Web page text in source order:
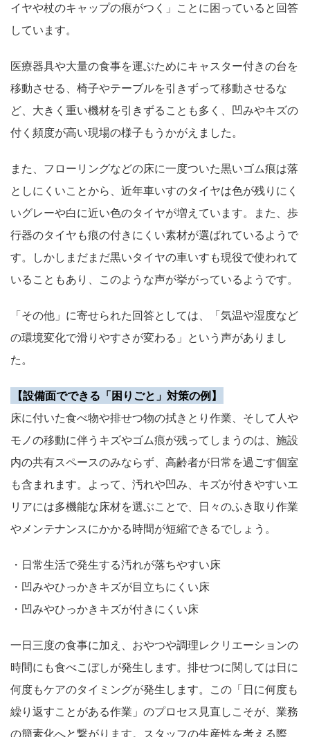
イヤや杖のキャップの痕がつく」ことに困っていると回答
しています。
医療器具や大量の食事を運ぶためにキャスター付きの台を
移動させる、椅子やテーブルを引きずって移動させるな
ど、大きく重い機材を引きずることも多く、凹みやキズの
付く頻度が高い現場の様子もうかがえました。
また、フローリングなどの床に一度ついた黒いゴム痕は落
としにくいことから、近年車いすのタイヤは色が残りにく
いグレーや白に近い色のタイヤが増えています。また、歩
行器のタイヤも痕の付きにくい素材が選ばれているようで
す。しかしまだまだ黒いタイヤの車いすも現役で使われて
いることもあり、このような声が挙がっているようです。
「その他」に寄せられた回答としては、「気温や湿度など
の環境変化で滑りやすさが変わる」という声がありまし
た。
【設備面でできる「困りごと」対策の例】
床に付いた食べ物や排せつ物の拭きとり作業、そして人や
モノの移動に伴うキズやゴム痕が残ってしまうのは、施設
内の共有スペースのみならず、高齢者が日常を過ごす個室
も含まれます。よって、汚れや凹み、キズが付きやすいエ
リアには多機能な床材を選ぶことで、日々のふき取り作業
やメンテナンスにかかる時間が短縮できるでしょう。
・日常生活で発生する汚れが落ちやすい床
・凹みやひっかきキズが目立ちにくい床
・凹みやひっかきキズが付きにくい床
一日三度の食事に加え、おやつや調理レクリエーションの
時間にも食べこぼしが発生します。排せつに関しては日に
何度もケアのタイミングが発生します。この「日に何度も
繰り返すことがある作業」のプロセス見直しこそが、業務
の簡素化へと繋がります。スタッフの生産性を考える際、